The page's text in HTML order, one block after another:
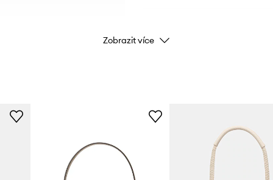
Zobrazit více